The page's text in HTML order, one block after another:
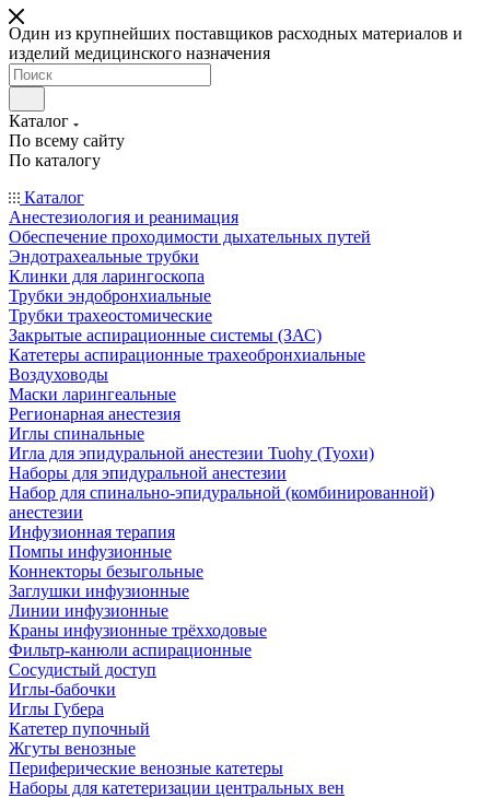
Один из крупнейших поставщиков расходных материалов и
изделий медицинского назначения
Каталог
По всему сайту
По каталогу
Каталог
Анестезиология и реанимация
Обеспечение проходимости дыхательных путей
Эндотрахеальные трубки
Клинки для ларингоскопа
Трубки эндобронхиальные
Трубки трахеостомические
Закрытые аспирационные системы (ЗАС)
Катетеры аспирационные трахеобронхиальные
Воздуховоды
Маски ларингеальные
Регионарная анестезия
Иглы спинальные
Игла для эпидуральной анестезии Tuohy (Туохи)
Наборы для эпидуральной анестезии
Набор для спинально-эпидуральной (комбинированной)
анестезии
Инфузионная терапия
Помпы инфузионные
Коннекторы безыгольные
Заглушки инфузионные
Линии инфузионные
Краны инфузионные трёхходовые
Фильтр-канюли аспирационные
Сосудистый доступ
Иглы-бабочки
Иглы Губера
Катетер пупочный
Жгуты венозные
Периферические венозные катетеры
Наборы для катетеризации центральных вен